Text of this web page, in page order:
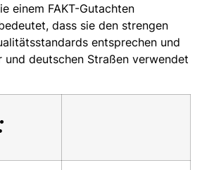
einem FAKT-Gutachten
dass sie den strengen
entsprechen und
und deutschen Straßen verwendet